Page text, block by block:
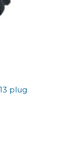
plug